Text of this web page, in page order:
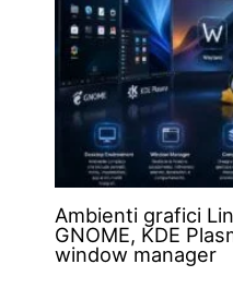
Ambienti grafici
GNOME, KDE
window manager